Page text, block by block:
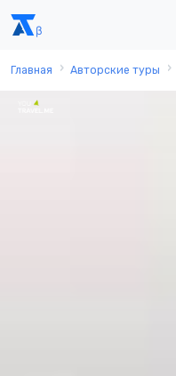
Главная Авторские туры